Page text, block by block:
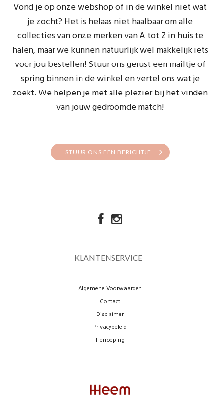
Vond je op onze webshop of in de winkel niet wat
je zocht? Het is helaas niet haalbaar om alle
collecties van onze merken van A tot Z in huis te
halen, maar we kunnen natuurlijk wel makkelijk iets
voor jou bestellen! Stuur ons gerust een mailtje of
spring binnen in de winkel en vertel ons wat je
zoekt. We helpen je met alle plezier bij het vinden
van jouw gedroomde match!
STUUR ONS EEN BERICHTJE
KLANTENSERVICE
Algemene Voorwaarden
Contact
Disclaimer
Privacybeleid
Herroeping